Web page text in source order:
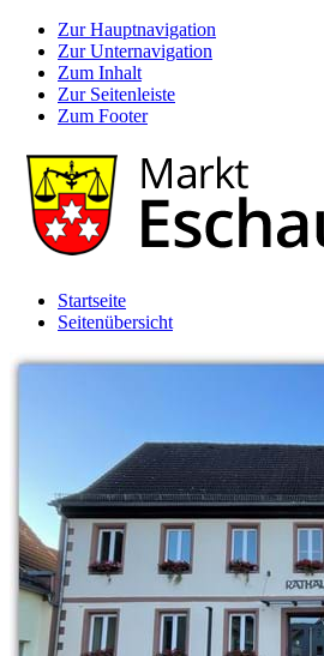
Zur Hauptnavigation
Zur Unternavigation
Zum Inhalt
Zur Seitenleiste
Zum Footer
Startseite
Seitenübersicht